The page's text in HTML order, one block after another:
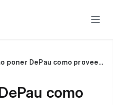
¿Cómo poner DePau como proveedor de dropshipping de mi tienda online?
como